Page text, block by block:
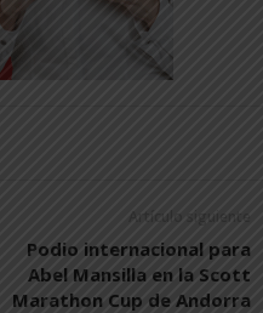
Artículo siguiente
Podio internacional para
Abel Mansilla en la Scott
Marathon Cup de Andorra